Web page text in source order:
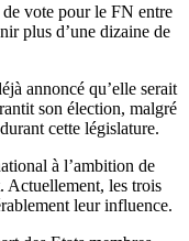
vote pour le FN entre
plus d’une dizaine de
annoncé qu’elle serait
son élection, malgré
cette législature.
à l’ambition de
Actuellement, les trois
leur influence.